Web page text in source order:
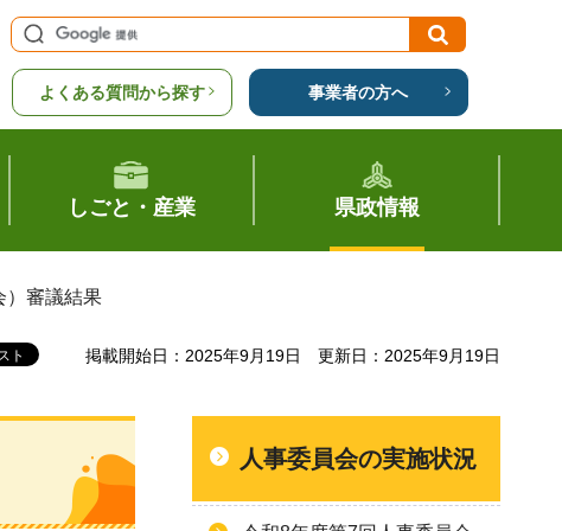
よくある質問から探す 事業者の方へ
しごと・産業 県政情報
）審議結果
掲載開始日：2025年9月19日 更新日：2025年9月19日
人事委員会の実施状況